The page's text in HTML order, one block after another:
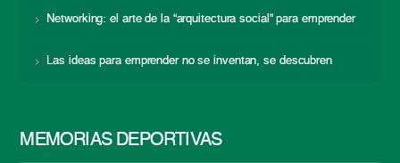
Networking: el arte de la “arquitectura social” para emprender
Las ideas para emprender no se inventan, se descubren
MEMORIAS DEPORTIVAS